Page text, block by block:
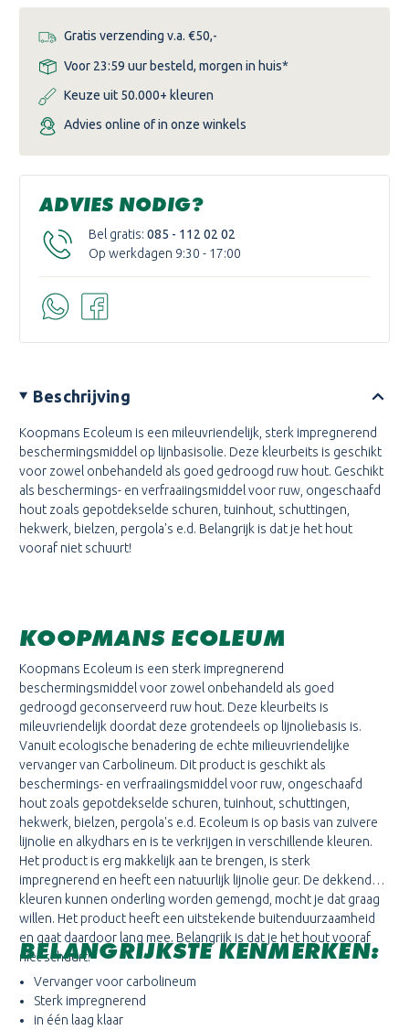
Gratis verzending v.a. €50,-
Voor 23:59 uur besteld, morgen in huis*
Keuze uit 50.000+ kleuren
Advies online of in onze winkels
ADVIES NODIG?
Bel gratis: 085 - 112 02 02
Op werkdagen 9:30 - 17:00
Beschrijving
Koopmans Ecoleum is een mileuvriendelijk, sterk impregnerend
beschermingsmiddel op lijnbasisolie. Deze kleurbeits is geschikt
voor zowel onbehandeld als goed gedroogd ruw hout. Geschikt
als beschermings- en verfraaiingsmiddel voor ruw, ongeschaafd
hout zoals gepotdekselde schuren, tuinhout, schuttingen,
hekwerk, bielzen, pergola's e.d. Belangrijk is dat je het hout
vooraf niet schuurt!
KOOPMANS ECOLEUM
Koopmans Ecoleum is een sterk impregnerend
beschermingsmiddel voor zowel onbehandeld als goed
gedroogd geconserveerd ruw hout. Deze kleurbeits is
mileuvriendelijk doordat deze grotendeels op lijnoliebasis is.
Vanuit ecologische benadering de echte milieuvriendelijke
vervanger van Carbolineum. Dit product is geschikt als
beschermings- en verfraaiingsmiddel voor ruw, ongeschaafd
hout zoals gepotdekselde schuren, tuinhout, schuttingen,
hekwerk, bielzen, pergola's e.d. Ecoleum is op basis van zuivere
lijnolie en alkydhars en is te verkrijgen in verschillende kleuren.
Het product is erg makkelijk aan te brengen, is sterk
impregnerend en heeft een natuurlijk lijnolie geur. De dekkende
kleuren kunnen onderling worden gemengd, mocht je dat graag
willen. Het product heeft een uitstekende buitenduurzaamheid
en gaat daardoor lang mee. Belangrijk is dat je het hout vooraf
niet schuurt!
BELANGRIJKSTE KENMERKEN:
Vervanger voor carbolineum
Sterk impregnerend
in één laag klaar